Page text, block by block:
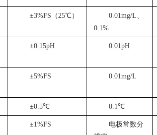
±3%FS（25℃）
0.01mg/L、
0.1%
±0.15pH 0.01pH
±5%FS 0.01mg/L
±0.5℃ 0.1℃
±1%FS
电极常数分